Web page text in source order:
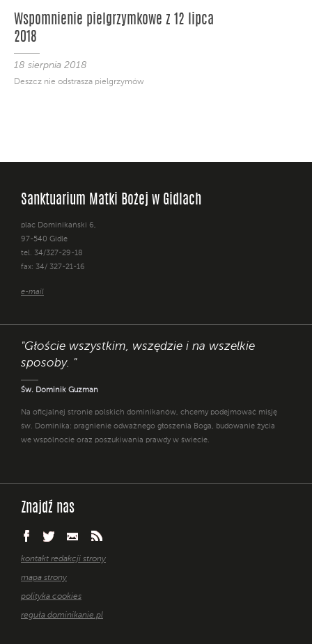
Wspomnienie pielgrzymkowe z 12 lipca
2018
18 sierpnia 2018
Deszcz nie odstrasza pielgrzymów
Sanktuarium Matki Bożej w Gidlach
plac Dominikański 6,
97-540 Gidle
tel. 34/327-29-18
fax: 34/ 327-21-16
e-mail
"Głoście wszystkim, wszędzie i na wszelkie
sposoby. "
Św. Dominik Guzman
Na oficjalnej stronie polskich dominikanów, chcemy podejmować misję
św. Dominika: pragnienie odważnego głoszenia Boga, budowanie życia
we wspólnocie oraz poszukiwania prawdy w świecie.
Znajdź nas
kontakt redakcji strony
mapa strony
polityka cookies
reguła dominikanie.pl